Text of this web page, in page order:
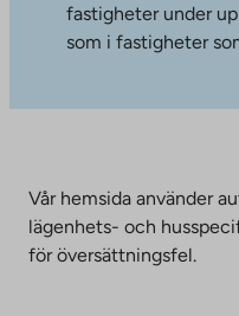
fastigheter under
som i fastigheter
Vår hemsida använder
lägenhets- och
för översättningsfel.